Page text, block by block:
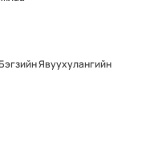
Явуухулангийн